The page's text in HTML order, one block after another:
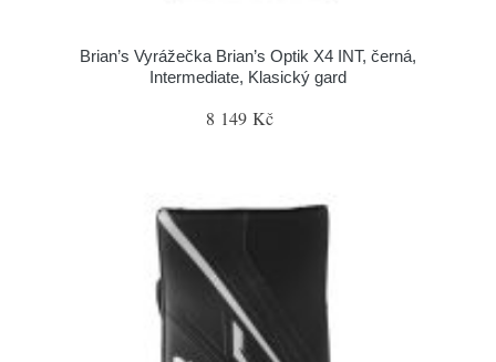
Brian’s Vyrážečka Brian’s Optik X4 INT, černá,
Intermediate, Klasický gard
8 149 Kč